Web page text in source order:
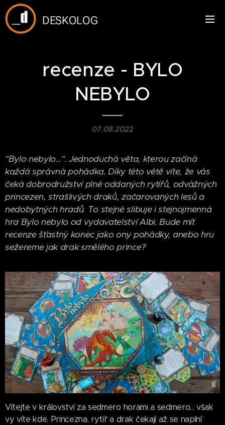
DESKOLOG
recenze - BYLO
NEBYLO
07.08.2022
"Bylo nebylo...". Jednoduchá věta, kterou začíná
každá správná pohádka. Díky této větě víte, že vás
čeká dobrodružství plné oddaných rytířů, odvážných
princezen, strašlivých draků, začarovaných lesů a
nedobytných hradů. To stejné slibuje i stejnojmenná
hra Bylo nebylo od vydavatelství Albi. Bude mít
recenze šťastný konec jako ony pohádky, anebo hru
sežereme jak drak smělého prince?
Vítejte v království za sedmero horami a sedmero... však
vy víte kde. Princezna, rytíř a drak čekají až se naplní